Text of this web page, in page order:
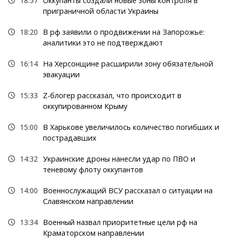
приграничной области Украины
18:20
В рф заявили о продвижении на Запорожье:
аналитики это не подтверждают
16:14 На Херсонщине расширили зону обязательной
эвакуации
15:33
Z-блогер рассказал, что происходит в
оккупированном Крыму
15:00
В Харькове увеличилось количество погибших и
пострадавших
14:32 Украинские дроны нанесли удар по ПВО и
теневому флоту оккупантов
14:00
Военнослужащий ВСУ рассказал о ситуации на
Славянском направлении
13:34 Военный назвал приоритетные цели рф на
Краматорском направлении